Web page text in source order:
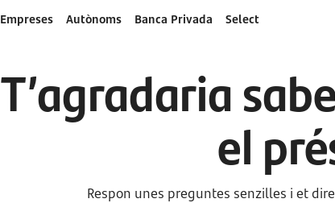
Empreses Autònoms Banca Privada Select
T’agradaria
el
Respon unes preguntes senzilles i et